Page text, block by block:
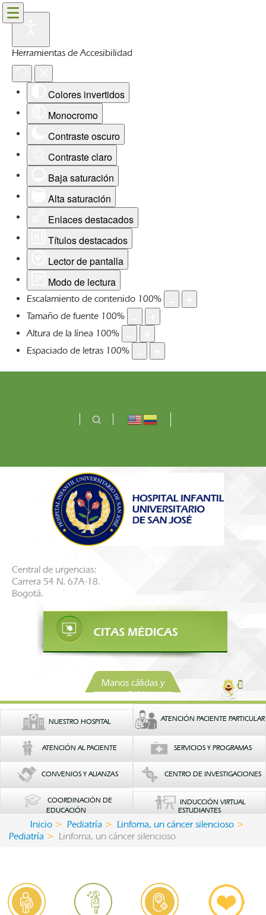
Herramientas de Accesibilidad
Colores invertidos
Monocromo
Contraste oscuro
Contraste claro
Baja saturación
Alta saturación
Enlaces destacados
Títulos destacados
Lector de pantalla
Modo de lectura
Escalamiento de contenido 100%
Tamaño de fuente 100%
Altura de la línea 100%
Espaciado de letras 100%
Central de urgencias:
Carrera 54 N. 67A-18.
Bogotá.
Manos cálidas y
confiables
NUESTRO HOSPITAL ATENCIÓN PACIENTE PARTICULAR
ATENCIÓN AL PACIENTE SERVICIOS Y PROGRAMAS
CONVENIOS Y ALIANZAS CENTRO DE INVESTIGACIONES
COORDINACIÓN DE
EDUCACIÓN
INDUCCIÓN VIRTUAL
ESTUDIANTES
Inicio Pediatría
Linfoma, un cáncer silencioso
Pediatría
Linfoma, un cáncer silencioso